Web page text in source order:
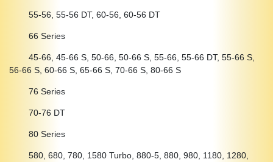
55-56, 55-56 DT, 60-56, 60-56 DT
66 Series
45-66, 45-66 S, 50-66, 50-66 S, 55-66, 55-66 DT, 55-66 S,
56-66 S, 60-66 S, 65-66 S, 70-66 S, 80-66 S
76 Series
70-76 DT
80 Series
580, 680, 780, 1580 Turbo, 880-5, 880, 980, 1180, 1280,